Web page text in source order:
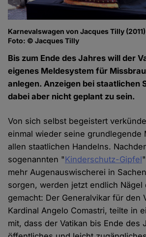
Karnevalswagen von Jacques Tilly (2011)
Foto: © Jacques Tilly
Bis zum Ende des Jahres will der
eigenes Meldesystem für
anlegen. Anzeigen bei staatlichen
dabei aber nicht geplant zu sein.
Von sich selbst begeistert
einmal wieder seine grundlegende
allen staatlichen Handelns.
sogenannten "Kinderschutz-Gipfel
mehr Augenauswischerei in
sorgen, werden jetzt endlich Nägel
gemacht: Der Generalvikar für den
Kardinal Angelo Comastri, teilte in
mit, dass der Vatikan bis Ende des